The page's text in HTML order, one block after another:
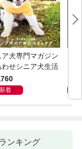
ア犬専門マガジン
わせシニア犬生活
新着
ランキング